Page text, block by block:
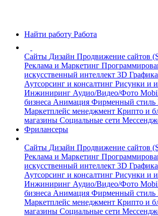
Найти работу Работа
Сайты Дизайн Продвижение сайтов
Реклама и Маркетинг
искусственный интеллект 3D Графика
Аутсорсинг и консалтинг Рисунки и
Инжиниринг Аудио/Видео/Фото
бизнеса Анимация Фирменный стиль
Маркетплейс менеджмент Крипто и
магазины Социальные сети
Фрилансеры
Сайты Дизайн Продвижение сайтов
Реклама и Маркетинг
искусственный интеллект 3D Графика
Аутсорсинг и консалтинг Рисунки и
Инжиниринг Аудио/Видео/Фото
бизнеса Анимация Фирменный стиль
Маркетплейс менеджмент Крипто и
магазины Социальные сети